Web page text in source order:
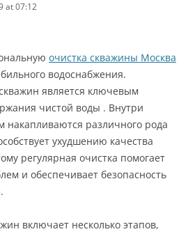
at 07:12
очистка скважины Москва
водоснабжения.
является ключевым
чистой воды . Внутри
накапливаются различного рода
ухудшению качества
регулярная очистка помогает
и обеспечивает безопасность
включает несколько этапов,